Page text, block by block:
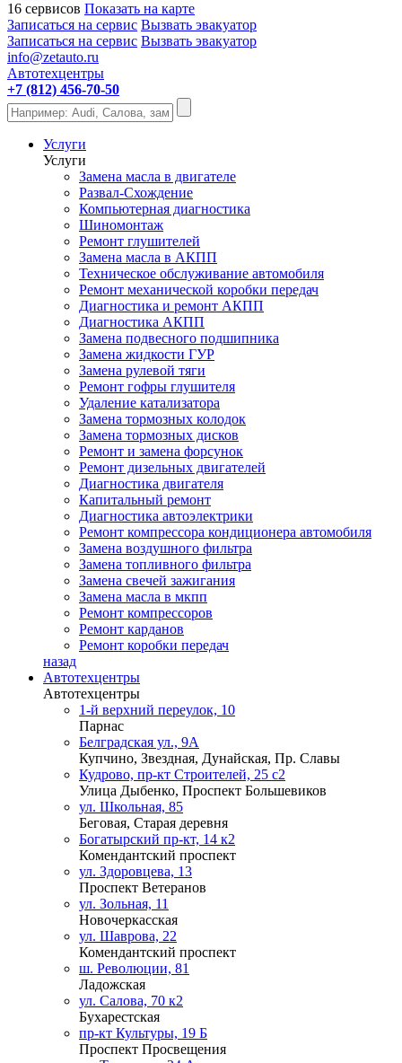
16 сервисов Показать на карте
Записаться на сервис Вызвать эвакуатор
Записаться на сервис Вызвать эвакуатор
info@zetauto.ru
Автотехцентры
+7 (812) 456-70-50
Услуги
Услуги
Замена масла в двигателе
Развал-Схождение
Компьютерная диагностика
Шиномонтаж
Ремонт глушителей
Замена масла в АКПП
Техническое обслуживание автомобиля
Ремонт механической коробки передач
Диагностика и ремонт АКПП
Диагностика АКПП
Замена подвесного подшипника
Замена жидкости ГУР
Замена рулевой тяги
Ремонт гофры глушителя
Удаление катализатора
Замена тормозных колодок
Замена тормозных дисков
Ремонт и замена форсунок
Ремонт дизельных двигателей
Диагностика двигателя
Капитальный ремонт
Диагностика автоэлектрики
Ремонт компрессора кондиционера автомобиля
Замена воздушного фильтра
Замена топливного фильтра
Замена свечей зажигания
Замена масла в мкпп
Ремонт компрессоров
Ремонт карданов
Ремонт коробки передач
назад
Автотехцентры
Автотехцентры
1-й верхний переулок, 10
Парнас
Белградская ул., 9А
Купчино, Звездная, Дунайская, Пр. Славы
Кудрово, пр-кт Строителей, 25 с2
Улица Дыбенко, Проспект Большевиков
ул. Школьная, 85
Беговая, Старая деревня
Богатырский пр-кт, 14 к2
Комендантский проспект
ул. Здоровцева, 13
Проспект Ветеранов
ул. Зольная, 11
Новочеркасская
ул. Шаврова, 22
Комендантский проспект
ш. Революции, 81
Ладожская
ул. Салова, 70 к2
Бухарестская
пр-кт Культуры, 19 Б
Проспект Просвещения